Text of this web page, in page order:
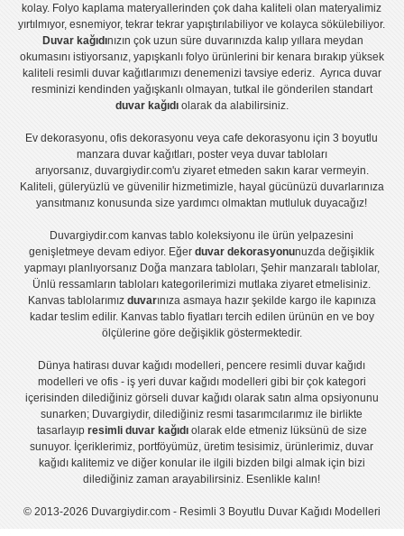
kolay. Folyo kaplama materyallerinden çok daha kaliteli olanmateryalimiz
yırtılmıyor, esnemiyor, tekrar tekrar yapıştırılabiliyor ve kolayca sökülebiliyor.
Duvar kağıdınızın çok uzun süre duvarınızda kalıp yıllara meydan
okumasını istiyorsanız, yapışkanlı folyoürünlerini bir kenara bırakıp yüksek
kaliteli resimli duvar kağıtlarımızı denemenizi tavsiye ederiz. Ayrıca duvar
resminizi kendinden yağışkanlı olmayan, tutkal ile gönderilen standart
duvar kağıdıolarak da alabilirsiniz.
Ev dekorasyonu,ofis dekorasyonu veyacafe dekorasyonu için3 boyutlu
manzara duvar kağıtları, posterveya duvar tabloları
arıyorsanız, duvargiydir.com'u ziyaret etmeden sakın karar vermeyin.
Kaliteli, güleryüzlü ve güvenilir hizmetimizle, hayal gücünüzü duvarlarınıza
yansıtmanız konusunda size yardımcı olmaktan mutluluk duyacağız!
Duvargiydir.com kanvas tablo koleksiyonu ile ürün yelpazesini
genişletmeye devam ediyor. Eğerduvar dekorasyonunuzda değişiklik
yapmayı planlıyorsanız Doğa manzara tabloları, Şehir manzaralı tablolar,
Ünlü ressamların tabloları kategorilerimizi mutlaka ziyaret etmelisiniz.
Kanvas tablolarımız duvarınıza asmaya hazır şekilde kargo ile kapınıza
kadar teslim edilir. Kanvas tablo fiyatlarıtercih edilen ürünün en ve boy
ölçülerine göre değişiklik göstermektedir.
Dünya hatirası duvar kağıdı modelleri,pencere resimli duvar kağıdı
modelleri ve ofis - iş yeri duvar kağıdı modelleri gibi bir çok kategori
içerisinden dilediğiniz görseli duvar kağıdı olarak satın alma opsiyonunu
sunarken; Duvargiydir, dilediğiniz resmi tasarımcılarımız ile birlikte
tasarlayıp resimli duvar kağıdıolarak elde etmeniz lüksünü de size
sunuyor. İçeriklerimiz, portföyümüz, üretim tesisimiz, ürünlerimiz, duvar
kağıdı kalitemiz ve diğer konular ile ilgili bizden bilgi almak için bizi
dilediğiniz zaman arayabilirsiniz. Esenlikle kalın!
© 2013-2026 Duvargiydir.com - Resimli 3 Boyutlu Duvar Kağıdı Modelleri